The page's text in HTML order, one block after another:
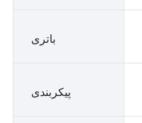
باتری
پیکربندی